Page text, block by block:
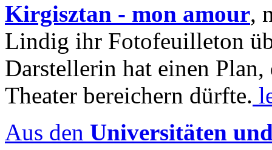
Kirgisztan - mon amour,
Lindig ihr Fotofeuilleton
Darstellerin hat einen Plan,
Theater bereichern dürfte.
Aus den Universitäten